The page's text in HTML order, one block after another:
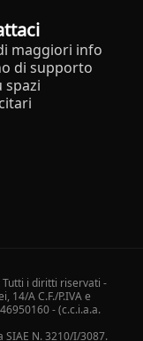
maggiori info
di supporto
spazi
Tutti i diritti riservati -
14/A C.F./P.IVA e
- (c.c.i.a.a.
SIAE N. 3210/I/3087.